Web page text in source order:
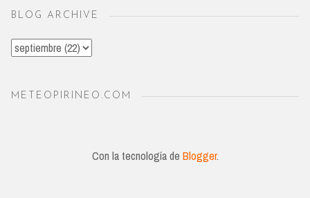
BLOG ARCHIVE
METEOPIRINEO.COM
Con la tecnología de Blogger.